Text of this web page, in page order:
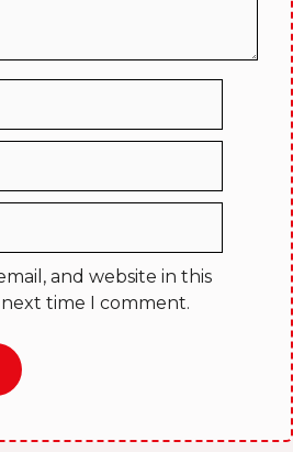
and website in this
time I comment.